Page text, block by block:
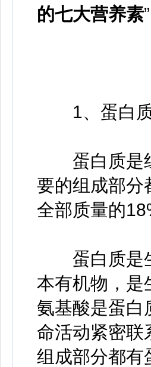
的七大营养素
1、蛋白
蛋白质是组
要的组成部分
全部质量的
蛋白质是生
本有机物，是
氨基酸是蛋白
命活动紧密联
组成部分都有